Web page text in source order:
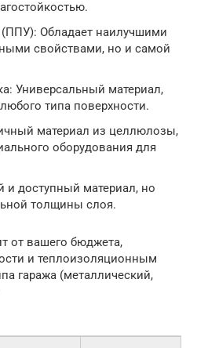
Обладает наилучшими
свойствами, но и самой
Универсальный материал,
типа поверхности.
материал из целлюлозы,
оборудования для
и доступный материал, но
толщины слоя.
от вашего бюджета,
и теплоизоляционным
гаража (металлический,